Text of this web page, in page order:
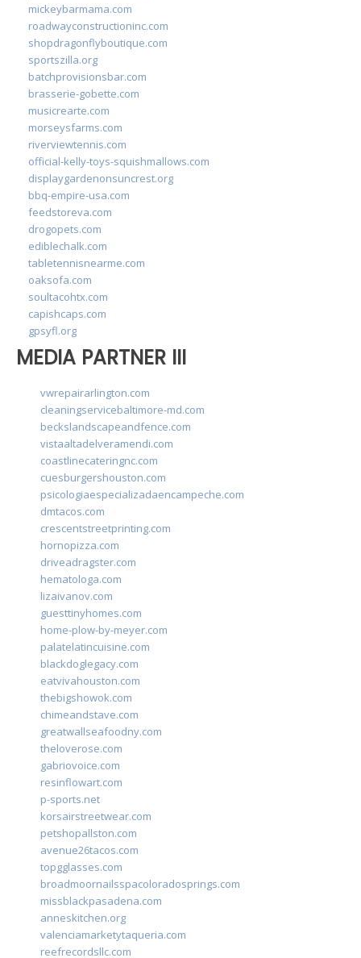
mickeybarmama.com
roadwayconstructioninc.com
shopdragonflyboutique.com
sportszilla.org
batchprovisionsbar.com
brasserie-gobette.com
musicrearte.com
morseysfarms.com
riverviewtennis.com
official-kelly-toys-squishmallows.com
displaygardenonsuncrest.org
bbq-empire-usa.com
feedstoreva.com
drogopets.com
ediblechalk.com
tabletennisnearme.com
oaksofa.com
soultacohtx.com
capishcaps.com
gpsyfl.org
MEDIA PARTNER III
vwrepairarlington.com
cleaningservicebaltimore-md.com
beckslandscapeandfence.com
vistaaltadelveramendi.com
coastlinecateringnc.com
cuesburgershouston.com
psicologiaespecializadaencampeche.com
dmtacos.com
crescentstreetprinting.com
hornopizza.com
driveadragster.com
hematologa.com
lizaivanov.com
guesttinyhomes.com
home-plow-by-meyer.com
palatelatincuisine.com
blackdoglegacy.com
eatvivahouston.com
thebigshowok.com
chimeandstave.com
greatwallseafoodny.com
theloverose.com
gabriovoice.com
resinflowart.com
p-sports.net
korsairstreetwear.com
petshopallston.com
avenue26tacos.com
topgglasses.com
broadmoornailsspacoloradosprings.com
missblackpasadena.com
anneskitchen.org
valenciamarketytaqueria.com
reefrecordsllc.com